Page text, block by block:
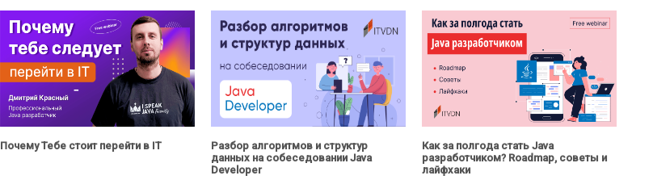
Почему Тебе стоит перейти в IT
Разбор алгоритмов и структур
данных на собеседовании Java
Developer
Как за полгода стать Java
разработчиком? Roadmap, советы и
лайфхаки